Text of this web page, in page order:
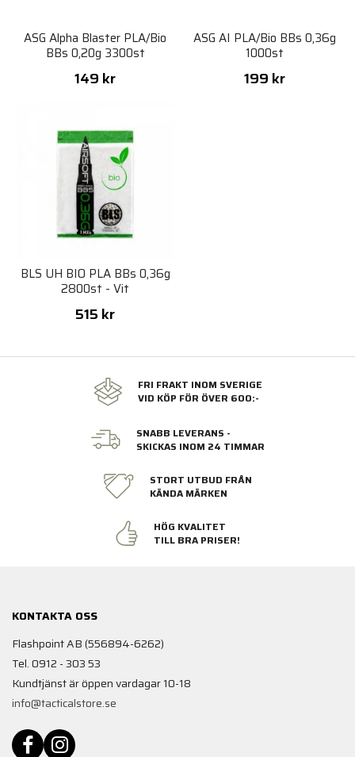
ASG Alpha Blaster PLA/Bio
BBs 0,20g 3300st
149 kr
ASG AI PLA/Bio BBs 0,36g
1000st
199 kr
BLS UH BIO PLA BBs 0,36g
2800st - Vit
515 kr
FRI FRAKT INOM SVERIGE
VID KÖP FÖR ÖVER 600:-
SNABB LEVERANS -
SKICKAS INOM 24 TIMMAR
STORT UTBUD FRÅN
KÄNDA MÄRKEN
HÖG KVALITET
TILL BRA PRISER!
KONTAKTA OSS
Flashpoint AB (556894-6262)
Tel. 0912 - 303 53
Kundtjänst är öppen vardagar 10-18
info@tacticalstore.se